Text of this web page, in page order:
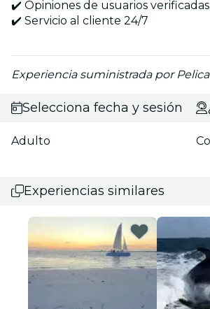
✔️ Opiniones de usuarios verificadas
✔️ Servicio al cliente 24/7
Experiencia suministrada por
Selecciona fecha y sesión
Adulto
Experiencias similares